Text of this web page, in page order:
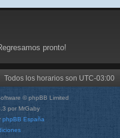
pronto!
Todos los horarios son UTC-03:00
© phpBB Limited
por MrGaby
phpBB España